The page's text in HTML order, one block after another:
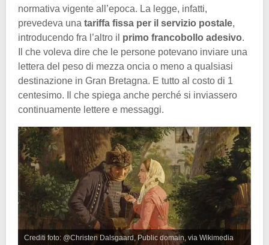
normativa vigente all’epoca. La legge, infatti,
prevedeva una tariffa fissa per il servizio postale,
introducendo fra l’altro il primo francobollo adesivo.
Il che voleva dire che le persone potevano inviare una
lettera del peso di mezza oncia o meno a qualsiasi
destinazione in Gran Bretagna. E tutto al costo di 1
centesimo. Il che spiega anche perché si inviassero
continuamente lettere e messaggi.
Crediti foto: @Christen Dalsgaard, Public domain, via Wikimedia